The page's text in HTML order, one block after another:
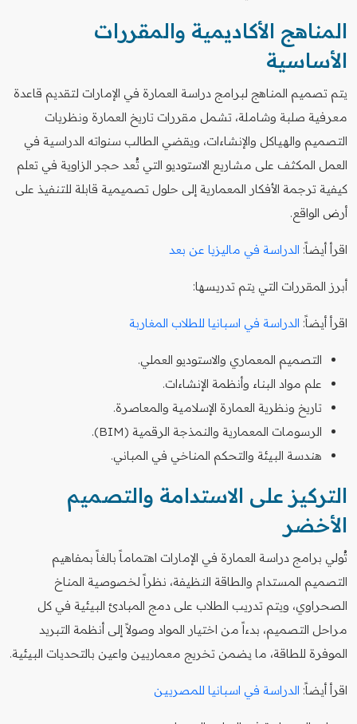
المناهج الأكاديمية والمقررات
الأساسية
يتم تصميم المناهج لبرامج دراسة العمارة في الإمارات لتقديم قاعدة
معرفية صلبة وشاملة، تشمل مقررات تاريخ العمارة ونظريات
التصميم والهياكل والإنشاءات، ويقضي الطالب سنواته الدراسية في
العمل المكثف على مشاريع الاستوديو التي تُعد حجر الزاوية في تعلم
كيفية ترجمة الأفكار المعمارية إلى حلول تصميمية قابلة للتنفيذ على
أرض الواقع.
اقرأ أيضاً: الدراسة في ماليزيا عن بعد
أبرز المقررات التي يتم تدريسها:
اقرأ أيضاً: الدراسة في اسبانيا للطلاب المغاربة
التصميم المعماري والاستوديو العملي.
علم مواد البناء وأنظمة الإنشاءات.
تاريخ ونظرية العمارة الإسلامية والمعاصرة.
الرسومات المعمارية والنمذجة الرقمية (BIM).
هندسة البيئة والتحكم المناخي في المباني.
التركيز على الاستدامة والتصميم
الأخضر
تُولي برامج دراسة العمارة في الإمارات اهتماماً بالغاً بمفاهيم
التصميم المستدام والطاقة النظيفة، نظراً لخصوصية المناخ
الصحراوي، ويتم تدريب الطلاب على دمج المبادئ البيئية في كل
مراحل التصميم، بدءاً من اختيار المواد وصولاً إلى أنظمة التبريد
الموفرة للطاقة، ما يضمن تخريج معماريين واعين بالتحديات البيئية.
اقرأ أيضاً: الدراسة في اسبانيا للمصريين